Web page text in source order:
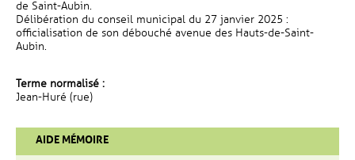
de Saint-Aubin.
Délibération du conseil municipal du 27 janvier 2025 :
officialisation de son débouché avenue des Hauts-de-Saint-
Aubin.
Terme normalisé :
Jean-Huré (rue)
AIDE MÉMOIRE